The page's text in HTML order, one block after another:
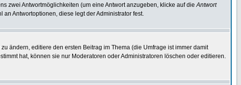
zwei Antwortmöglichkeiten (um eine Antwort anzugeben, klicke auf dieAntwort
Antwortoptionen, diese legt der Administrator fest.
ändern, editiere den ersten Beitrag im Thema (die Umfrage ist immer damit
hat, können sie nur Moderatoren oder Administratoren löschen oder editieren.